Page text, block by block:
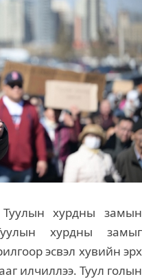
хурдны замын
хурдны замыг
эсвэл хувийн эрх
илчиллээ. Туул голын